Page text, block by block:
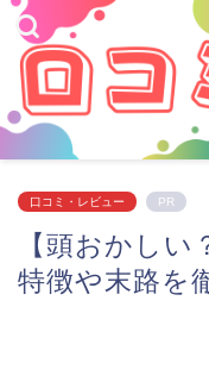
口コミ・レビュー PR
【頭おかし
特徴や末路を